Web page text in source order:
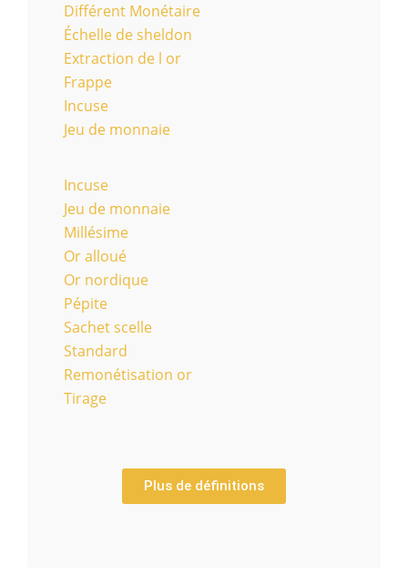
Différent Monétaire
Échelle de sheldon
Extraction de l or
Frappe
Incuse
Jeu de monnaie
Incuse
Jeu de monnaie
Millésime
Or alloué
Or nordique
Pépite
Sachet scelle
Standard
Remonétisation or
Tirage
Plus de définitions